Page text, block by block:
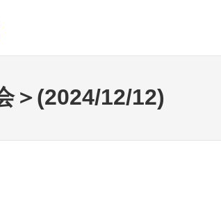
＞(2024/12/12)